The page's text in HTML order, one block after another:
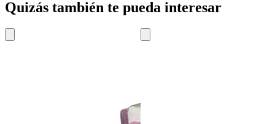
Quizás también te pueda interesar